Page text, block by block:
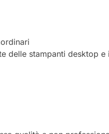
delle stampanti desktop e